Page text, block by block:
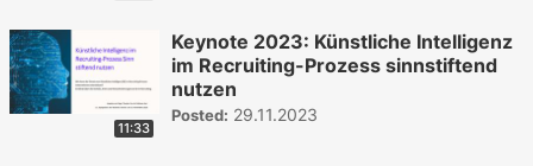
11:33
Keynote 2023: Künstliche Intelligenz
im Recruiting-Prozess sinnstiftend
nutzen
Posted: 29.11.2023